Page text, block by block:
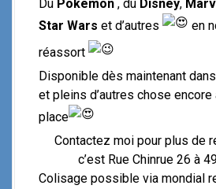
Du Pokemon , du Disney,
Star Wars et d’autres
en
réassort
Disponible dès maintenant
et pleins d’autres chose
place
Contactez moi pour plus de
c’est Rue Chinrue 26 à
Colisage possible via mondial